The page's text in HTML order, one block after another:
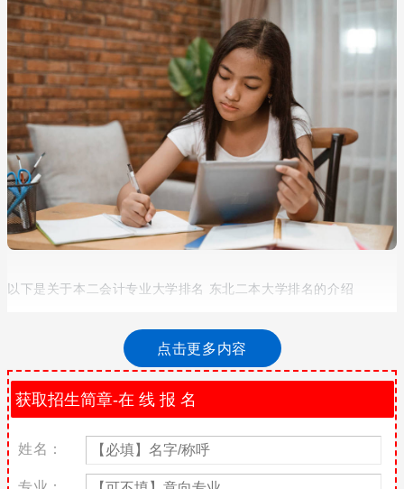
以下是关于本二会计专业大学排名 东北二本大学排名的介绍
位于辽宁省沈阳市，始建于1999年，前身为沈阳化工大学科亚学
院；2016年4月，经教育部批准，转设为独立设置的省属普通高等
学校。
学校校区整体占地面积达41.96万平方米，建筑面积23.94万平方
米；下设8个系部，有31个本科专业。
点击更多内容
姓名：